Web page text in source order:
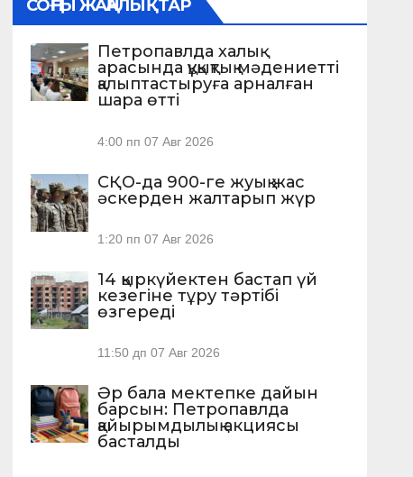
СОҢҒЫ ЖАҢАЛЫҚТАР
Петропавлда халық
арасында құқықтық мәдениетті
қалыптастыруға арналған
шара өтті
4:00 пп 07 Авг 2026
СҚО-да 900-ге жуық жас
әскерден жалтарып жүр
1:20 пп 07 Авг 2026
14 қыркүйектен бастап үй
кезегіне тұру тәртібі
өзгереді
11:50 дп 07 Авг 2026
Әр бала мектепке дайын
барсын: Петропавлда
қайырымдылық акциясы
басталды